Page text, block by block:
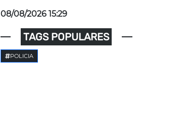
08/08/2026 15:29
TAGS POPULARES
POLICIA